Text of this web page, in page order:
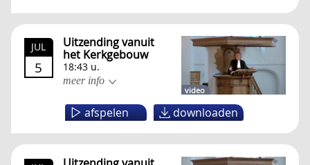
video
JUL
5
Uitzending vanuit
het Kerkgebouw
18:43 u.
meer info
afspelen downloaden